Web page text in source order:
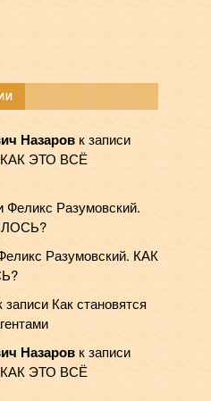
Назаровк записи
КАК ЭТО ВСЁ
Феликс Разумовский.
Разумовский. КАК
записи Как становятся
Назаровк записи
КАК ЭТО ВСЁ